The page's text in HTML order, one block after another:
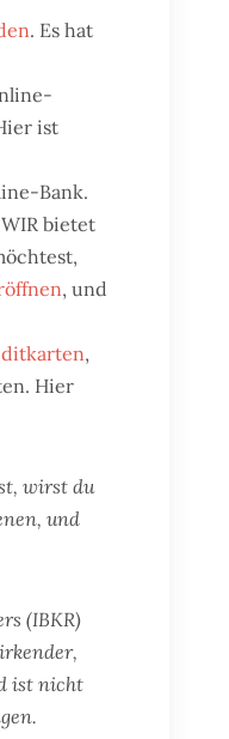
. Es hat
ist
Bank.
bietet
, und
,
Hier
wirst du
und
(IBKR)
ist nicht